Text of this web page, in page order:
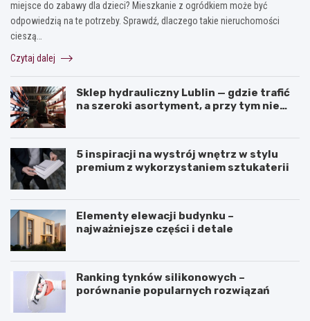
miejsce do zabawy dla dzieci? Mieszkanie z ogródkiem może być
odpowiedzią na te potrzeby. Sprawdź, dlaczego takie nieruchomości
cieszą…
Czytaj dalej
Sklep hydrauliczny Lublin — gdzie trafić
na szeroki asortyment, a przy tym nie
5 inspiracji na wystrój wnętrz w stylu
premium z wykorzystaniem sztukaterii
Elementy elewacji budynku –
najważniejsze części i detale
Ranking tynków silikonowych –
porównanie popularnych rozwiązań
J
K